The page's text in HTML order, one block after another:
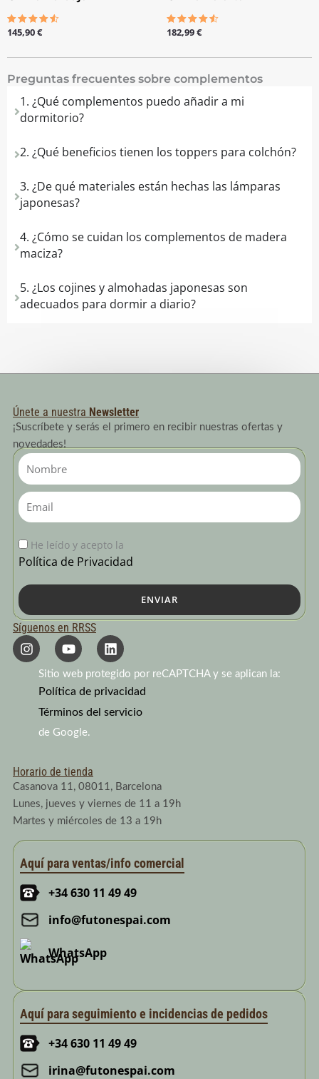
Valorado
de 5
145,90€
Valorado
de 5
182,99€
Preguntas frecuentes sobre complementos
1. ¿Qué complementos puedo añadir a mi
dormitorio?
2. ¿Qué beneficios tienen los toppers para colchón?
3. ¿De qué materiales están hechas las lámparas
japonesas?
4. ¿Cómo se cuidan los complementos de madera
maciza?
5. ¿Los cojines y almohadas japonesas son
adecuados para dormir a diario?
Únete a nuestra Newsletter
¡Suscríbete y serás el primero en recibir nuestras ofertas y
novedades!
Nombre
Email
He leído y acepto la
Política de Privacidad
ENVIAR
Síguenos en RRSS
I
n
s
Y
o
u
t
u
b
L
i
n
k
e
d
Sitio web protegido por reCAPTCHA y se aplican la:
Política de privacidad
Términos del servicio
de Google.
Horario de tienda
Casanova 11, 08011, Barcelona
Lunes, jueves y viernes de 11 a 19h
Martes y miércoles de 13 a 19h
Aquí para ventas/info comercial
+34 630 11 49 49
info@futonespai.com
WhatsApp
Aquí para seguimiento e incidencias de pedidos
+34 630 11 49 49
irina@futonespai.com